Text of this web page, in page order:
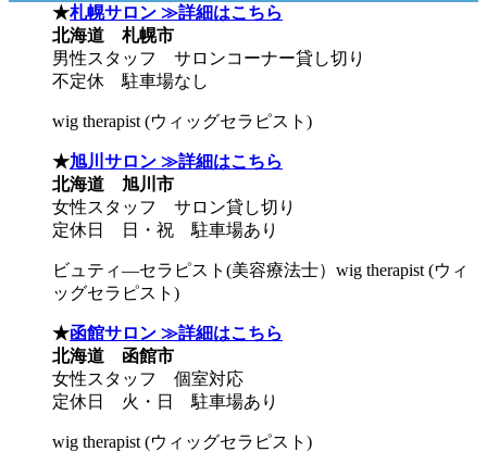
★札幌サロン ≫詳細はこちら
北海道 札幌市
男性スタッフ サロンコーナー貸し切り
不定休 駐車場なし
wig therapist (ウィッグセラピスト)
★旭川サロン ≫詳細はこちら
北海道 旭川市
女性スタッフ サロン貸し切り
定休日 日・祝 駐車場あり
ビュティ―セラピスト(美容療法士）wig therapist (ウィ
ッグセラピスト)
★函館サロン ≫詳細はこちら
北海道 函館市
女性スタッフ 個室対応
定休日 火・日 駐車場あり
wig therapist (ウィッグセラピスト)